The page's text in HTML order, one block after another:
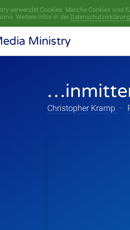
verwendet Cookies. Manche Cookies sind
Weitere Infos in der Datenschutzerklärung
Ministry
Christopher Kramp ·